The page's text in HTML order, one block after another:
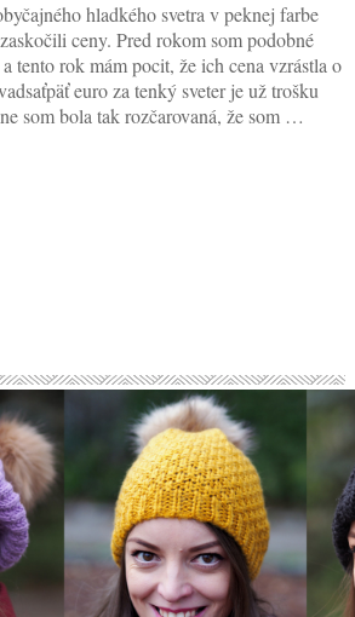
hladkého svetra v peknej farbe
ceny. Pred rokom som podobné
tento rok mám pocit, že ich cena vzrástla o
euro za tenký sveter je už trošku
som bola tak rozčarovaná, že som …